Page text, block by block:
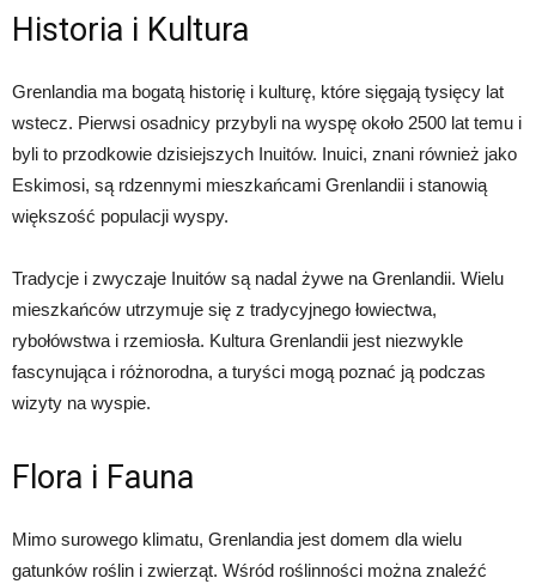
Historia i Kultura
Grenlandia ma bogatą historię i kulturę, które sięgają tysięcy lat
wstecz. Pierwsi osadnicy przybyli na wyspę około 2500 lat temu i
byli to przodkowie dzisiejszych Inuitów. Inuici, znani również jako
Eskimosi, są rdzennymi mieszkańcami Grenlandii i stanowią
większość populacji wyspy.
Tradycje i zwyczaje Inuitów są nadal żywe na Grenlandii. Wielu
mieszkańców utrzymuje się z tradycyjnego łowiectwa,
rybołówstwa i rzemiosła. Kultura Grenlandii jest niezwykle
fascynująca i różnorodna, a turyści mogą poznać ją podczas
wizyty na wyspie.
Flora i Fauna
Mimo surowego klimatu, Grenlandia jest domem dla wielu
gatunków roślin i zwierząt. Wśród roślinności można znaleźć